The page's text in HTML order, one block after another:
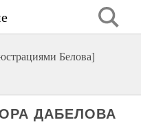
Белова]
ДАБЕЛОВА